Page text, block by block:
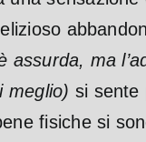
assurda, ma
meglio) si sente
fisiche si